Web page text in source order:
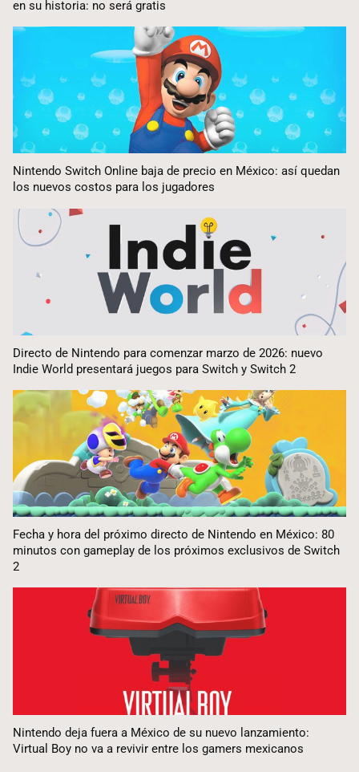
en su historia: no será gratis
Nintendo Switch Online baja de precio en México: así quedan
los nuevos costos para los jugadores
Directo de Nintendo para comenzar marzo de 2026: nuevo
Indie World presentará juegos para Switch y Switch 2
Fecha y hora del próximo directo de Nintendo en México: 80
minutos con gameplay de los próximos exclusivos de Switch
2
Nintendo deja fuera a México de su nuevo lanzamiento:
Virtual Boy no va a revivir entre los gamers mexicanos